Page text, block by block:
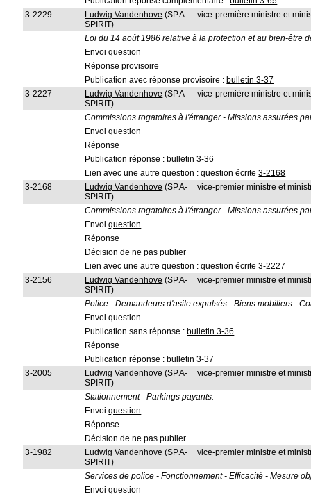
3-2229
Ludwig Vandenhove (SP.A-
SPIRIT)
vice-première ministre et
Loi du 14 août 1986 relative à la protection et au bien-être
Envoi question
Réponse provisoire
Publication avec réponse provisoire : bulletin 3-37
3-2227
Ludwig Vandenhove (SP.A-
SPIRIT)
vice-première ministre et
Commissions rogatoires à l'étranger - Missions assurées
Envoi question
Réponse
Publication réponse : bulletin 3-36
Lien avec une autre question : question écrite3-2168
3-2168
Ludwig Vandenhove (SP.A-
SPIRIT)
vice-premier ministre et
Commissions rogatoires à l'étranger - Missions assurées
Envoiquestion
Réponse
Décision de ne pas publier
Lien avec une autre question : question écrite3-2227
3-2156
Ludwig Vandenhove (SP.A-
SPIRIT)
vice-premier ministre et
Police - Demandeurs d'asile expulsés - Biens mobiliers -
Envoi question
Publication sans réponse : bulletin 3-36
Réponse
Publication réponse : bulletin 3-37
3-2005
Ludwig Vandenhove (SP.A-
SPIRIT)
vice-premier ministre et
Stationnement - Parkings payants.
Envoiquestion
Réponse
Décision de ne pas publier
3-1982
Ludwig Vandenhove (SP.A-
SPIRIT)
vice-premier ministre et
Services de police - Fonctionnement - Efficacité - Mesure
Envoi question